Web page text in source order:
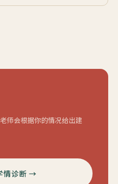
师会根据你的情况给出建
情诊断 →